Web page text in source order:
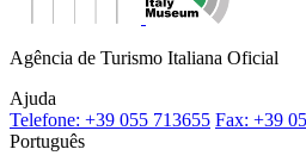
Agência de Turismo Italiana Oficial
Ajuda
Telefone: +39 055 713655 Fax: +39
Português